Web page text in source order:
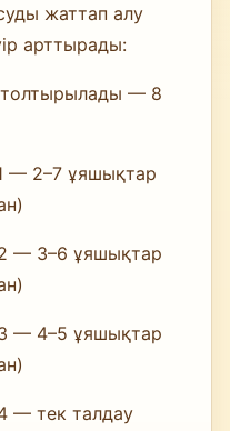
жаттап алу
арттырады:
толтырылады — 8
— 2–7 ұяшықтар
— 3–6 ұяшықтар
— 4–5 ұяшықтар
— тек талдау